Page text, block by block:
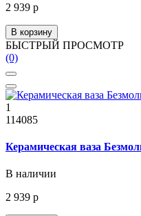
2 939 р
В корзину
БЫСТРЫЙ ПРОСМОТР
(0)
1
114085
Керамическая ваза
В наличии
2 939 р